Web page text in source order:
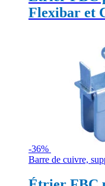
Flexibar et
-36%
Barre de cuivre,